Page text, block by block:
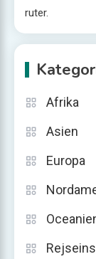
ruter.
Afrika
Asien
Europa